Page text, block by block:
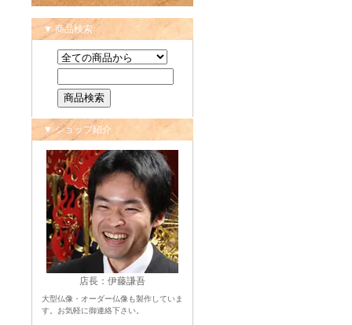
▼ 商品検索
▼ ショップ紹介
店長：伊藤謙吾
大型仏像・オーダー仏像も製作していま
す。お気軽に御連絡下さい。